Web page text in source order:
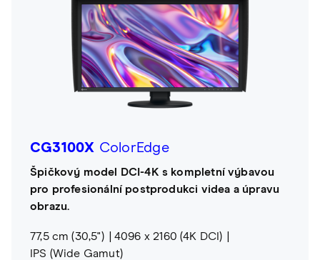
CG3100X ColorEdge
Špičkový model DCI-4K s kompletní výbavou
pro profesionální postprodukci videa a úpravu
obrazu.
77,5 cm (30,5")
4096 x 2160 (4K DCI)
IPS (Wide Gamut)